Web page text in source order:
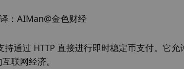
：AIMan@金色财经
通过 HTTP 直接进行即时稳定币支付。它允
联网经济。